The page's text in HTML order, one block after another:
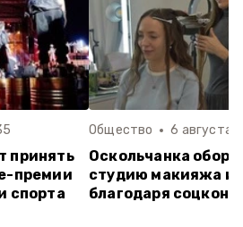
принять
премии
спорта
Общество 6 августа ,
Оскольчанка
студию макияжа и
благодаря